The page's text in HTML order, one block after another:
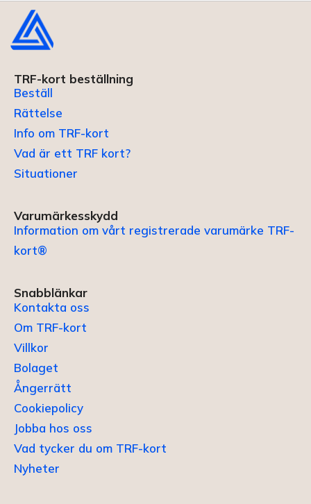
TRF-kort beställning
Beställ
Rättelse
Info om TRF-kort
Vad är ett TRF kort?
Situationer
Varumärkesskydd
Information om vårt registrerade varumärke TRF-
kort®
Snabblänkar
Kontakta oss
Om TRF-kort
Villkor
Bolaget
Ångerrätt
Cookiepolicy
Jobba hos oss
Vad tycker du om TRF-kort
Nyheter